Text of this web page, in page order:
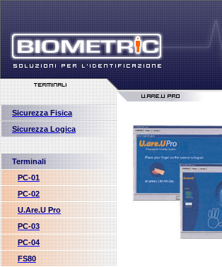
Sicurezza Fisica
Sicurezza Logica
Terminali
PC-01
PC-02
U.Are.U Pro
PC-03
PC-04
FS80